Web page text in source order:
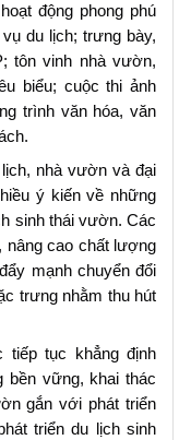
động phong phú
du lịch; trưng bày,
tôn vinh nhà vườn,
biểu; cuộc thi ảnh
trình văn hóa, văn
nhà vườn và đại
ý kiến về những
sinh thái vườn. Các
nâng cao chất lượng
mạnh chuyển đổi
trưng nhằm thu hút
tiếp tục khẳng định
bền vững, khai thác
gắn với phát triển
triển du lịch sinh